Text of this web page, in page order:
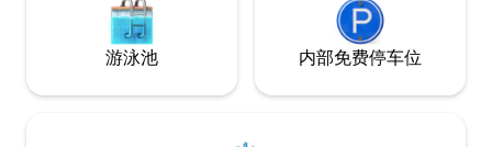
游泳池 内部免费停车位